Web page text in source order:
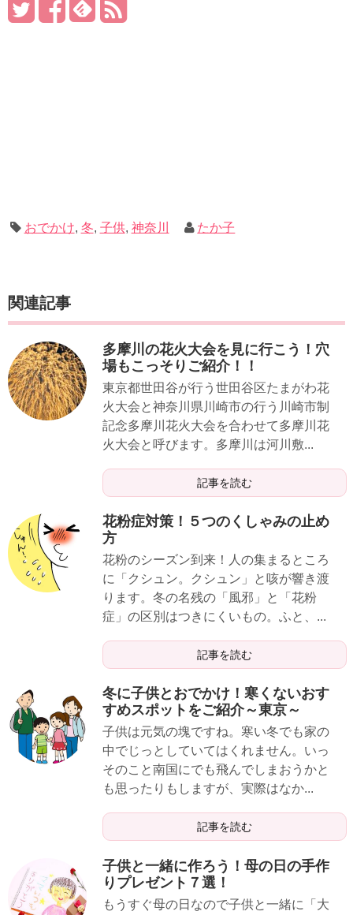
おでかけ, 冬, 子供, 神奈川 たか子
関連記事
多摩川の花火大会を見に行こう！穴
場もこっそりご紹介！！
東京都世田谷が行う世田谷区たまがわ花
火大会と神奈川県川崎市の行う川崎市制
記念多摩川花火大会を合わせて多摩川花
火大会と呼びます。多摩川は河川敷...
記事を読む
花粉症対策！５つのくしゃみの止め
方
花粉のシーズン到来！人の集まるところ
に「クシュン。クシュン」と咳が響き渡
ります。冬の名残の「風邪」と「花粉
症」の区別はつきにくいもの。ふと、...
記事を読む
冬に子供とおでかけ！寒くないおす
すめスポットをご紹介～東京～
子供は元気の塊ですね。寒い冬でも家の
中でじっとしていてはくれません。いっ
そのこと南国にでも飛んでしまおうかと
も思ったりもしますが、実際はなか...
記事を読む
子供と一緒に作ろう！母の日の手作
りプレゼント７選！
もうすぐ母の日なので子供と一緒に「大